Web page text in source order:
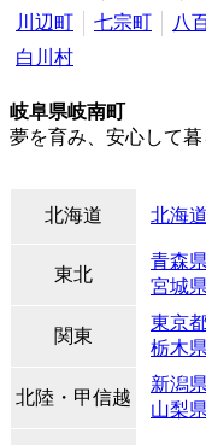
川辺町
七宗町 八
白川村
岐阜県岐南町
夢を育み、安心して
北海道 北海道
東北
青森
宮城
関東
東京
栃木
北陸・甲信越
新潟
山梨